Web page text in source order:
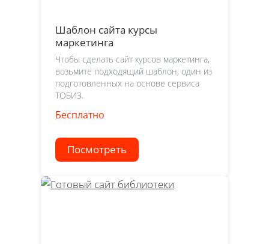
Шаблон сайта курсы
маркетинга
Чтобы сделать сайт курсов маркетинга,
возьмите подходящий шаблон, один из
подготовленных на основе сервиса
ТОБИЗ.
Бесплатно
Посмотреть